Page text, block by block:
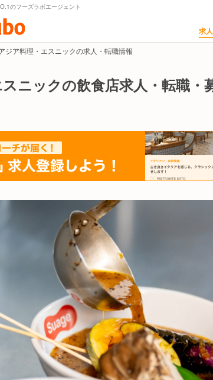
のフーズラボエージェント
求
ジア料理・エスニックの求人・転職情報
ニックの飲食店求人・転職・